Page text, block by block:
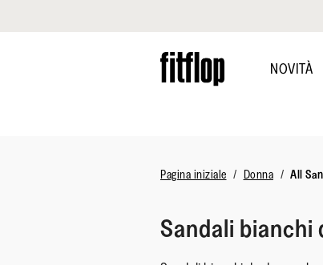
to
main
NOVITÀ
Pagina iniziale Donna All
Sandali bianchi